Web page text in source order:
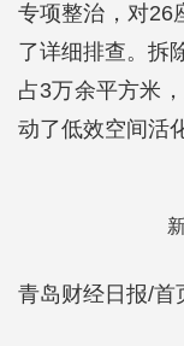
专项整治，对26
了详细排查。拆
占3万余平方米
动了低效空间活
青岛财经日报/首